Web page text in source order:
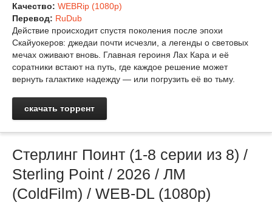
Качество: WEBRip (1080p)
Перевод: RuDub
Действие происходит спустя поколения после эпохи
Скайуокеров: джедаи почти исчезли, а легенды о световых
мечах оживают вновь. Главная героиня Лах Кара и её
соратники встают на путь, где каждое решение может
вернуть галактике надежду — или погрузить её во тьму.
скачать торрент
Стерлинг Поинт (1-8 серии из 8) /
Sterling Point / 2026 / ЛМ
(ColdFilm) / WEB-DL (1080р)